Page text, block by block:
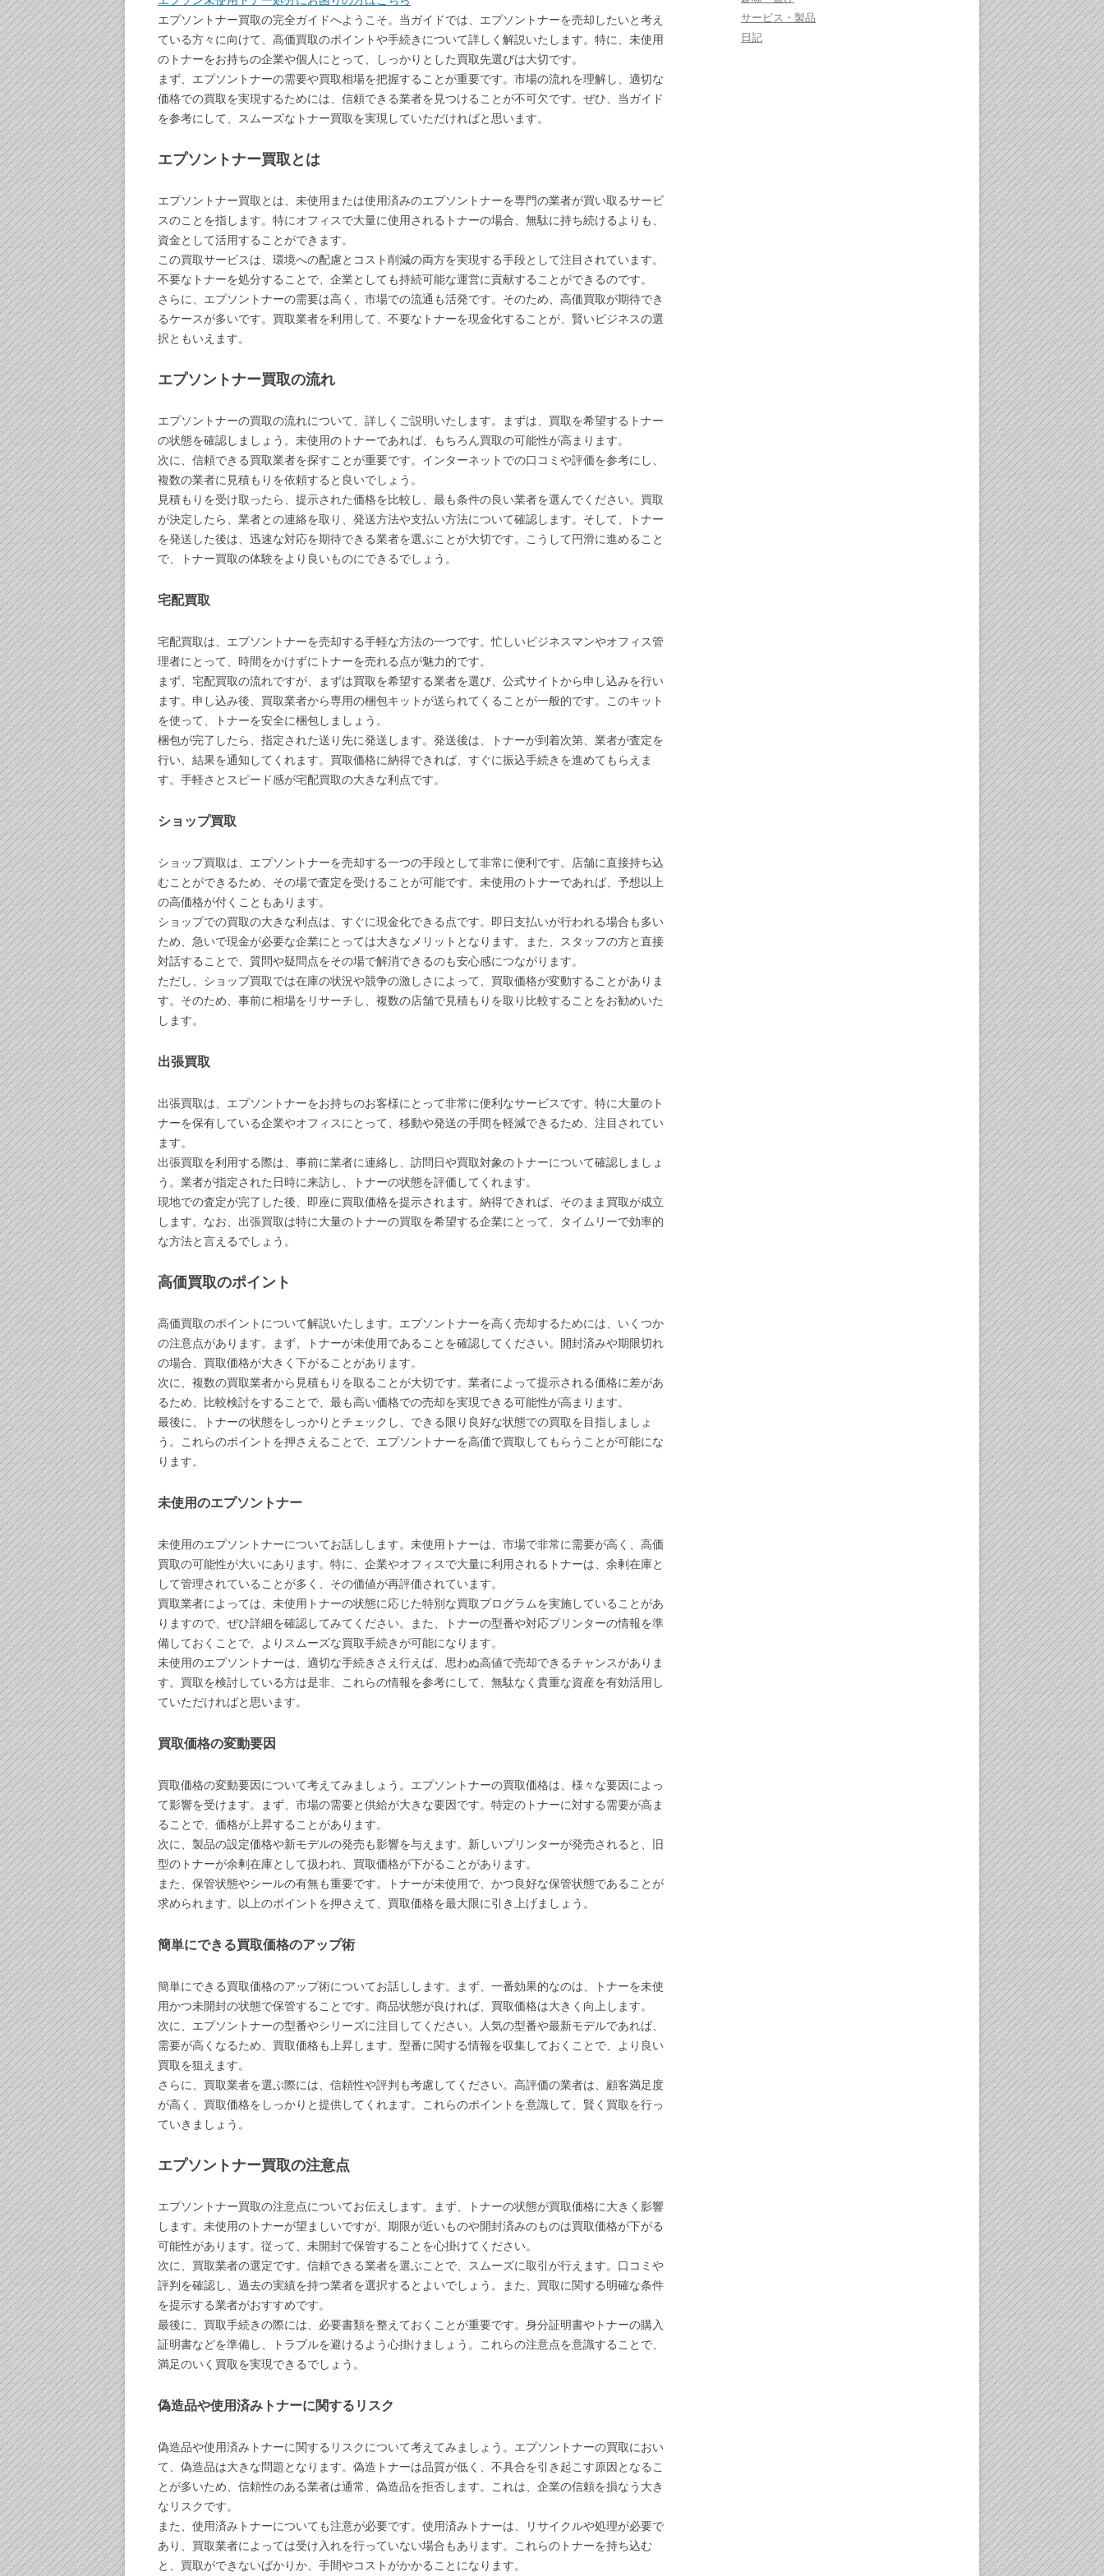
エプソントナー買取の完全ガイドへようこそ。当ガイドでは、エプソントナーを売却したいと考え
ている方々に向けて、高価買取のポイントや手続きについて詳しく解説いたします。特に、未使用
のトナーをお持ちの企業や個人にとって、しっかりとした買取先選びは大切です。
まず、エプソントナーの需要や買取相場を把握することが重要です。市場の流れを理解し、適切な
価格での買取を実現するためには、信頼できる業者を見つけることが不可欠です。ぜひ、当ガイド
を参考にして、スムーズなトナー買取を実現していただければと思います。
エプソントナー買取とは
エプソントナー買取とは、未使用または使用済みのエプソントナーを専門の業者が買い取るサービ
スのことを指します。特にオフィスで大量に使用されるトナーの場合、無駄に持ち続けるよりも、
資金として活用することができます。
この買取サービスは、環境への配慮とコスト削減の両方を実現する手段として注目されています。
不要なトナーを処分することで、企業としても持続可能な運営に貢献することができるのです。
さらに、エプソントナーの需要は高く、市場での流通も活発です。そのため、高価買取が期待でき
るケースが多いです。買取業者を利用して、不要なトナーを現金化することが、賢いビジネスの選
択ともいえます。
エプソントナー買取の流れ
エプソントナーの買取の流れについて、詳しくご説明いたします。まずは、買取を希望するトナー
の状態を確認しましょう。未使用のトナーであれば、もちろん買取の可能性が高まります。
次に、信頼できる買取業者を探すことが重要です。インターネットでの口コミや評価を参考にし、
複数の業者に見積もりを依頼すると良いでしょう。
見積もりを受け取ったら、提示された価格を比較し、最も条件の良い業者を選んでください。買取
が決定したら、業者との連絡を取り、発送方法や支払い方法について確認します。そして、トナー
を発送した後は、迅速な対応を期待できる業者を選ぶことが大切です。こうして円滑に進めること
で、トナー買取の体験をより良いものにできるでしょう。
宅配買取
宅配買取は、エプソントナーを売却する手軽な方法の一つです。忙しいビジネスマンやオフィス管
理者にとって、時間をかけずにトナーを売れる点が魅力的です。
まず、宅配買取の流れですが、まずは買取を希望する業者を選び、公式サイトから申し込みを行い
ます。申し込み後、買取業者から専用の梱包キットが送られてくることが一般的です。このキット
を使って、トナーを安全に梱包しましょう。
梱包が完了したら、指定された送り先に発送します。発送後は、トナーが到着次第、業者が査定を
行い、結果を通知してくれます。買取価格に納得できれば、すぐに振込手続きを進めてもらえま
す。手軽さとスピード感が宅配買取の大きな利点です。
ショップ買取
ショップ買取は、エプソントナーを売却する一つの手段として非常に便利です。店舗に直接持ち込
むことができるため、その場で査定を受けることが可能です。未使用のトナーであれば、予想以上
の高価格が付くこともあります。
ショップでの買取の大きな利点は、すぐに現金化できる点です。即日支払いが行われる場合も多い
ため、急いで現金が必要な企業にとっては大きなメリットとなります。また、スタッフの方と直接
対話することで、質問や疑問点をその場で解消できるのも安心感につながります。
ただし、ショップ買取では在庫の状況や競争の激しさによって、買取価格が変動することがありま
す。そのため、事前に相場をリサーチし、複数の店舗で見積もりを取り比較することをお勧めいた
します。
出張買取
出張買取は、エプソントナーをお持ちのお客様にとって非常に便利なサービスです。特に大量のト
ナーを保有している企業やオフィスにとって、移動や発送の手間を軽減できるため、注目されてい
ます。
出張買取を利用する際は、事前に業者に連絡し、訪問日や買取対象のトナーについて確認しましょ
う。業者が指定された日時に来訪し、トナーの状態を評価してくれます。
現地での査定が完了した後、即座に買取価格を提示されます。納得できれば、そのまま買取が成立
します。なお、出張買取は特に大量のトナーの買取を希望する企業にとって、タイムリーで効率的
な方法と言えるでしょう。
高価買取のポイント
高価買取のポイントについて解説いたします。エプソントナーを高く売却するためには、いくつか
の注意点があります。まず、トナーが未使用であることを確認してください。開封済みや期限切れ
の場合、買取価格が大きく下がることがあります。
次に、複数の買取業者から見積もりを取ることが大切です。業者によって提示される価格に差があ
るため、比較検討をすることで、最も高い価格での売却を実現できる可能性が高まります。
最後に、トナーの状態をしっかりとチェックし、できる限り良好な状態での買取を目指しましょ
う。これらのポイントを押さえることで、エプソントナーを高価で買取してもらうことが可能にな
ります。
未使用のエプソントナー
未使用のエプソントナーについてお話しします。未使用トナーは、市場で非常に需要が高く、高価
買取の可能性が大いにあります。特に、企業やオフィスで大量に利用されるトナーは、余剰在庫と
して管理されていることが多く、その価値が再評価されています。
買取業者によっては、未使用トナーの状態に応じた特別な買取プログラムを実施していることがあ
りますので、ぜひ詳細を確認してみてください。また、トナーの型番や対応プリンターの情報を準
備しておくことで、よりスムーズな買取手続きが可能になります。
未使用のエプソントナーは、適切な手続きさえ行えば、思わぬ高値で売却できるチャンスがありま
す。買取を検討している方は是非、これらの情報を参考にして、無駄なく貴重な資産を有効活用し
ていただければと思います。
買取価格の変動要因
買取価格の変動要因について考えてみましょう。エプソントナーの買取価格は、様々な要因によっ
て影響を受けます。まず、市場の需要と供給が大きな要因です。特定のトナーに対する需要が高ま
ることで、価格が上昇することがあります。
次に、製品の設定価格や新モデルの発売も影響を与えます。新しいプリンターが発売されると、旧
型のトナーが余剰在庫として扱われ、買取価格が下がることがあります。
また、保管状態やシールの有無も重要です。トナーが未使用で、かつ良好な保管状態であることが
求められます。以上のポイントを押さえて、買取価格を最大限に引き上げましょう。
簡単にできる買取価格のアップ術
簡単にできる買取価格のアップ術についてお話しします。まず、一番効果的なのは、トナーを未使
用かつ未開封の状態で保管することです。商品状態が良ければ、買取価格は大きく向上します。
次に、エプソントナーの型番やシリーズに注目してください。人気の型番や最新モデルであれば、
需要が高くなるため、買取価格も上昇します。型番に関する情報を収集しておくことで、より良い
買取を狙えます。
さらに、買取業者を選ぶ際には、信頼性や評判も考慮してください。高評価の業者は、顧客満足度
が高く、買取価格をしっかりと提供してくれます。これらのポイントを意識して、賢く買取を行っ
ていきましょう。
エプソントナー買取の注意点
エプソントナー買取の注意点についてお伝えします。まず、トナーの状態が買取価格に大きく影響
します。未使用のトナーが望ましいですが、期限が近いものや開封済みのものは買取価格が下がる
可能性があります。従って、未開封で保管することを心掛けてください。
次に、買取業者の選定です。信頼できる業者を選ぶことで、スムーズに取引が行えます。口コミや
評判を確認し、過去の実績を持つ業者を選択するとよいでしょう。また、買取に関する明確な条件
を提示する業者がおすすめです。
最後に、買取手続きの際には、必要書類を整えておくことが重要です。身分証明書やトナーの購入
証明書などを準備し、トラブルを避けるよう心掛けましょう。これらの注意点を意識することで、
満足のいく買取を実現できるでしょう。
偽造品や使用済みトナーに関するリスク
偽造品や使用済みトナーに関するリスクについて考えてみましょう。エプソントナーの買取におい
て、偽造品は大きな問題となります。偽造トナーは品質が低く、不具合を引き起こす原因となるこ
とが多いため、信頼性のある業者は通常、偽造品を拒否します。これは、企業の信頼を損なう大き
なリスクです。
また、使用済みトナーについても注意が必要です。使用済みトナーは、リサイクルや処理が必要で
あり、買取業者によっては受け入れを行っていない場合もあります。これらのトナーを持ち込む
と、買取ができないばかりか、手間やコストがかかることになります。
サービス・製品
日記